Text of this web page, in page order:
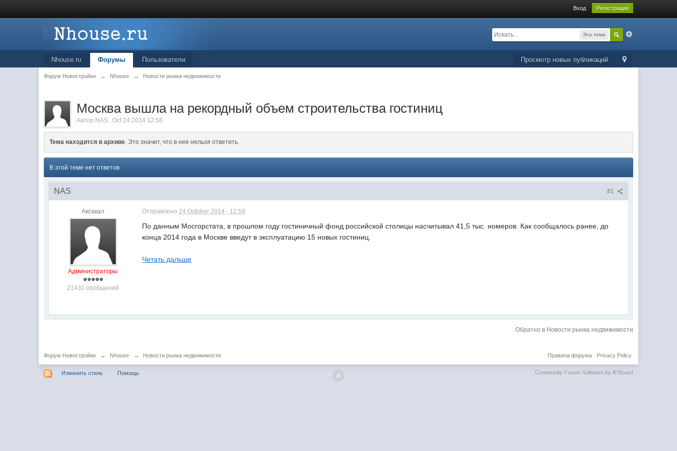
Вход Регистрация
Эта тема
Просмотр новых публикаций
Nhouse.ru Форумы Пользователи
Форум Новостройки → Nhouse → Новости рынка недвижимости
.
Москва вышла на рекордный объем строительства гостиниц
Автор NAS ,Oct 24 2014 12:58
Тема находится в архиве. Это значит, что в нее нельзя ответить.
В этой теме нет ответов
#1
NAS
Аксакал
Администраторы
21431 сообщений
Отправлено24 October 2014 - 12:58
По данным Мосгорстата, в прошлом году гостиничный фонд российской столицы насчитывал 41,5 тыс. номеров. Как сообщалось ранее, до
конца 2014 года в Москве введут в эксплуатацию 15 новых гостиниц.
Читать дальше
Обратно в Новости рынка недвижимости
Форум Новостройки → Nhouse → Новости рынка недвижимости Privacy Policy
Правила форума·
Изменить стиль Помощь Community Forum Software by IP.Board